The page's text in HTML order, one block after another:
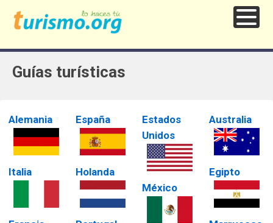
Guías turísticas
Alemania
Italia
España
Holanda
Estados
Unidos
México
Australia
Egipto